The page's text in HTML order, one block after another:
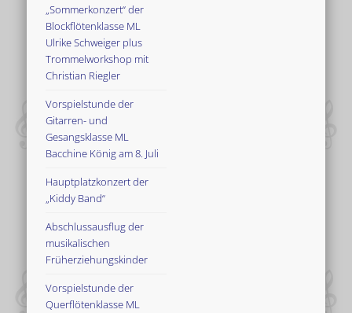
„Sommerkonzert“ der
Blockflötenklasse ML
Ulrike Schweiger plus
Trommelworkshop mit
Christian Riegler
Vorspielstunde der
Gitarren- und
Gesangsklasse ML
Bacchine König am 8. Juli
Hauptplatzkonzert der
„Kiddy Band“
Abschlussausflug der
musikalischen
Früherziehungskinder
Vorspielstunde der
Querflötenklasse ML